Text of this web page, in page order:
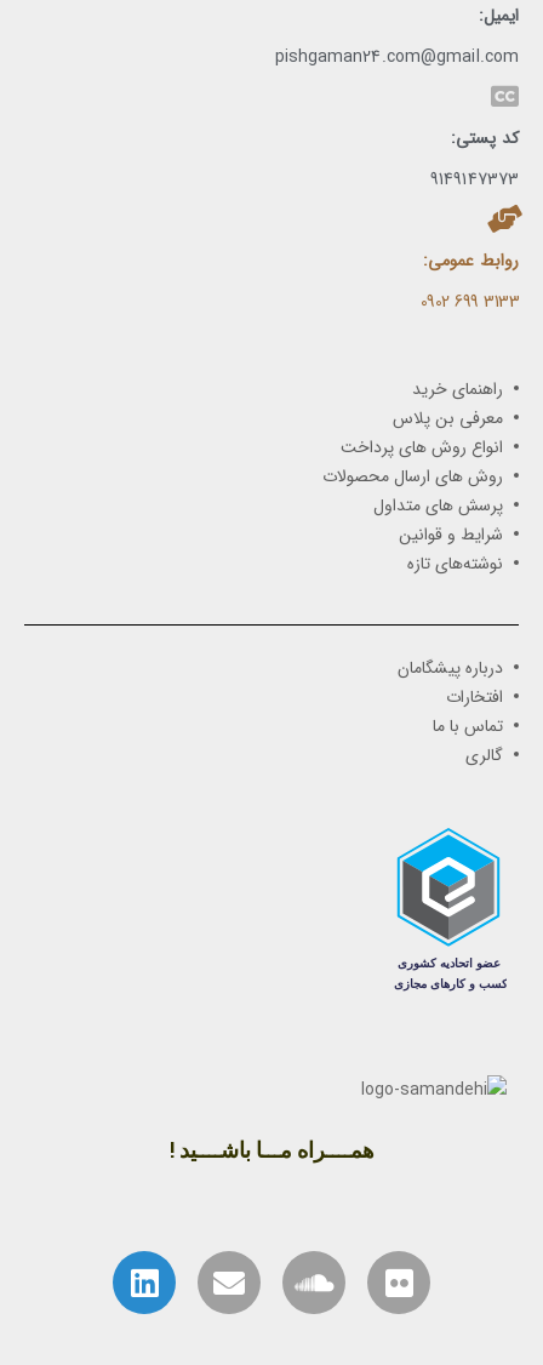
ایمیل:
pishgaman24.com@gmail.com
کد پستی:
9149147373
روابط عمومی:
3133 699 0902​
راهنمای خرید
معرفی بن پلاس
انواع روش های پرداخت
روش های ارسال محصولات
پرسش های متداول
شرایط و قوانین
نوشته‌های تازه
درباره پیشگامان
افتخارات
تماس با ما
گالری
همــــراه مـــا باشــــید !